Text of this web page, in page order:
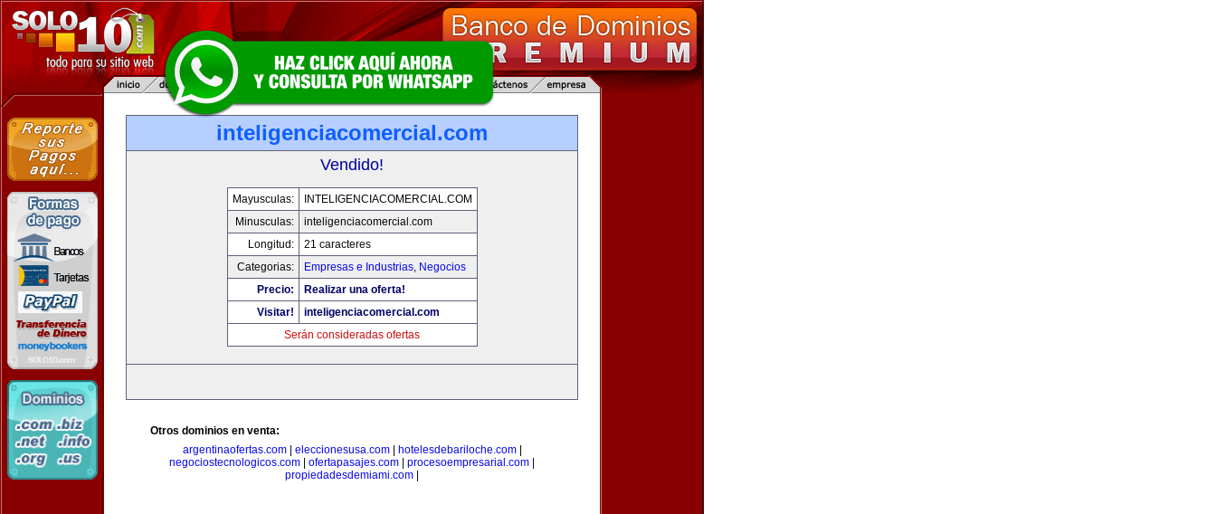
inteligenciacomercial.com
Vendido!
Mayusculas:
INTELIGENCIACOMERCIAL.COM
Minusculas:
inteligenciacomercial.com
Longitud:
21 caracteres
Categorias:
Empresas e Industrias, Negocios
Precio:
Realizar una oferta!
Visitar!
inteligenciacomercial.com
Serán consideradas ofertas
Otros dominios en venta:
argentinaofertas.com| eleccionesusa.com| hotelesdebariloche.com|
negociostecnologicos.com
ofertapasajes.com procesoempresarial.com
propiedadesdemiami.com